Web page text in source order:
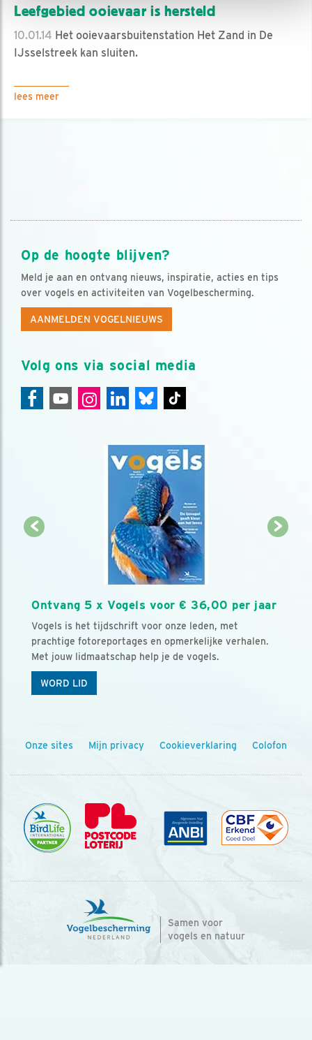
Leefgebied ooievaar is hersteld
10.01.14 Het ooievaarsbuitenstation Het Zand in De
IJsselstreek kan sluiten.
lees meer
Op de hoogte blijven?
Meld je aan en ontvang nieuws, inspiratie, acties en tips
over vogels en activiteiten van Vogelbescherming.
AANMELDEN VOGELNIEUWS
Volg ons via social media
Ontvang 5 x Vogels voor € 36,00 per jaar
Vogels is het tijdschrift voor onze leden, met
prachtige fotoreportages en opmerkelijke verhalen.
Met jouw lidmaatschap help je de vogels.
WORD LID
Onze sites Mijn privacy Cookieverklaring Colofon
Samen voor
vogels en natuur